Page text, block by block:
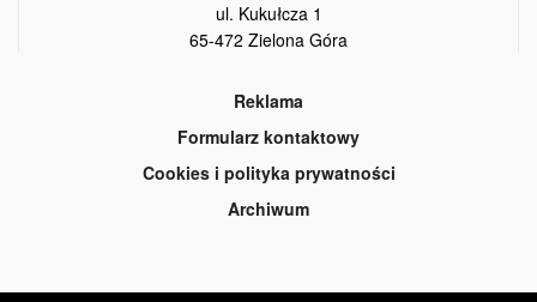
ul. Kukułcza 1
65-472 Zielona Góra
Reklama
Formularz kontaktowy
Cookies i polityka prywatności
Archiwum